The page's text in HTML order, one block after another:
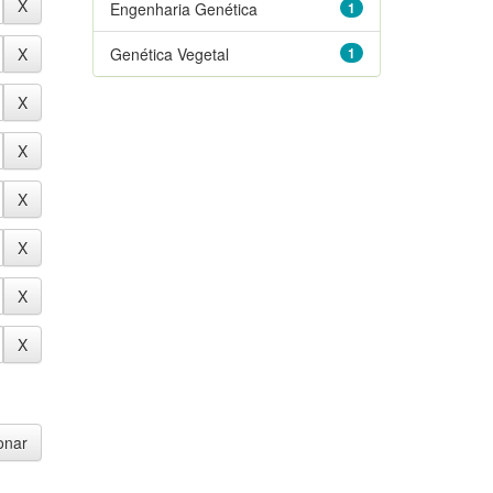
1
Engenharia Genética
1
Genética Vegetal